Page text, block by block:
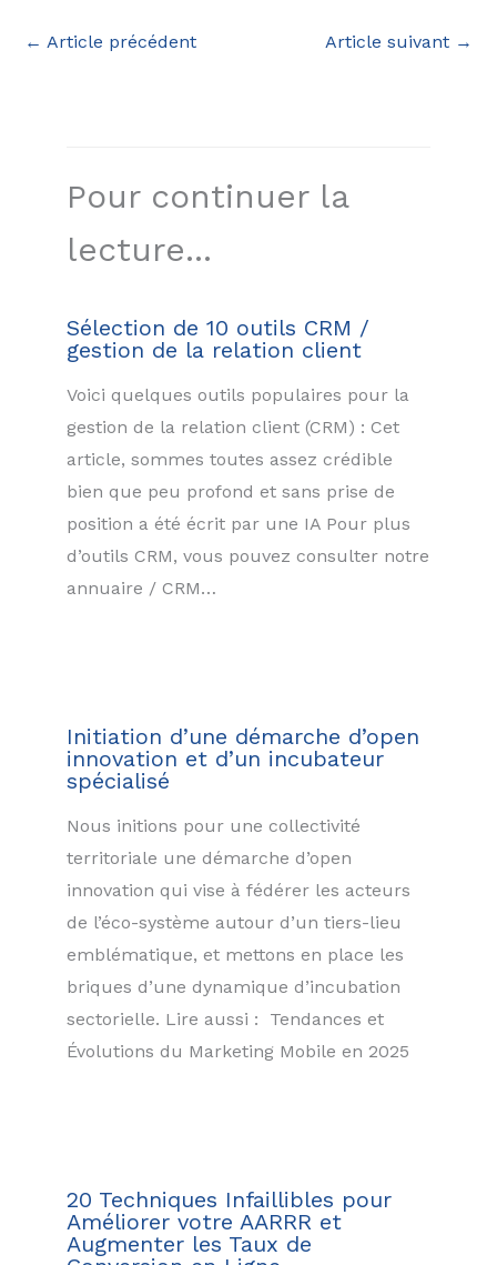
← Article précédent Article suivant →
Pour continuer la
lecture...
Sélection de 10 outils CRM /
gestion de la relation client
Voici quelques outils populaires pour la
gestion de la relation client (CRM) : Cet
article, sommes toutes assez crédible
bien que peu profond et sans prise de
position a été écrit par une IA Pour plus
d’outils CRM, vous pouvez consulter notre
annuaire / CRM…
Initiation d’une démarche d’open
innovation et d’un incubateur
spécialisé
Nous initions pour une collectivité
territoriale une démarche d’open
innovation qui vise à fédérer les acteurs
de l’éco-système autour d’un tiers-lieu
emblématique, et mettons en place les
briques d’une dynamique d’incubation
sectorielle. Lire aussi : Tendances et
Évolutions du Marketing Mobile en 2025
20 Techniques Infaillibles pour
Améliorer votre AARRR et
Augmenter les Taux de